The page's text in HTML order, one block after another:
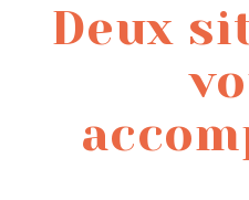
Deux